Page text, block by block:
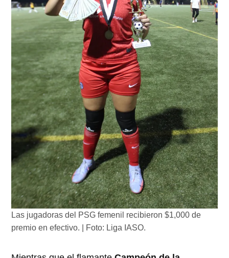
Las jugadoras del PSG femenil recibieron $1,000 de
premio en efectivo. | Foto: Liga IASO.